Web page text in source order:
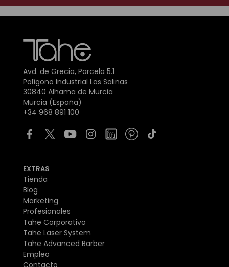
Avd. de Grecia, Parcela 5.1
Polígono Industrial Las Salinas
30840 Alhama de Murcia
Murcia (España)
+34 968 891 100
EXTRAS
Tienda
Blog
Marketing
Profesionales
Tahe Corporativo
Tahe Laser System
Tahe Advanced Barber
Empleo
Contacto